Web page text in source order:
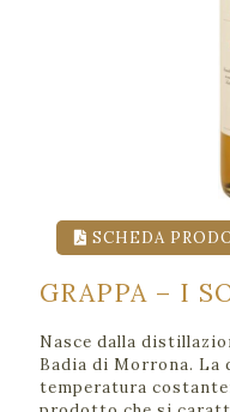
SCHEDA
GRAPPA – I
Nasce dalla
Badia di Morrona. La
temperatura